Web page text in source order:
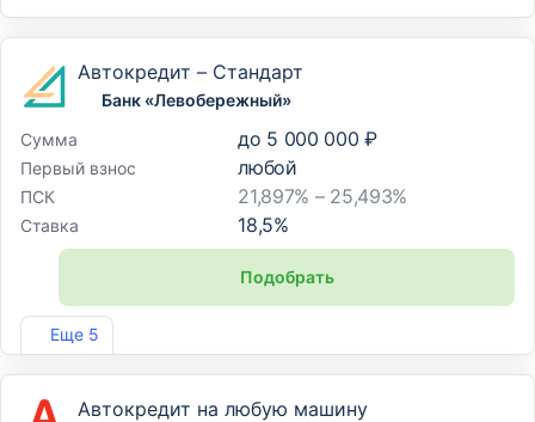
Еще 5
Автокредит – Стандарт
Банк «Левобережный»
Сумма
до 5 000 000 ₽
Первый взнос любой
ПСК 21,897% – 25,493%
Ставка 18,5%
Подобрать
Лиц. №1343
Автокредит на любую машину